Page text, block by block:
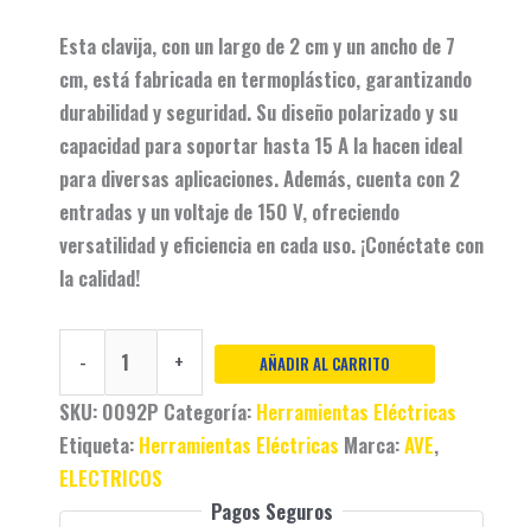
Esta clavija, con un largo de 2 cm y un ancho de 7
cm, está fabricada en termoplástico, garantizando
durabilidad y seguridad. Su diseño polarizado y su
capacidad para soportar hasta 15 A la hacen ideal
para diversas aplicaciones. Además, cuenta con 2
entradas y un voltaje de 150 V, ofreciendo
versatilidad y eficiencia en cada uso. ¡Conéctate con
la calidad!
- + AÑADIR AL CARRITO
SKU: 0092P Categoría: Herramientas Eléctricas
Etiqueta: Herramientas Eléctricas Marca:AVE,
ELECTRICOS
Pagos Seguros